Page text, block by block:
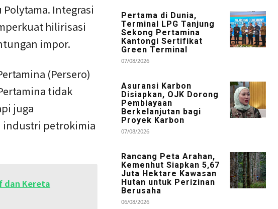
Integrasi
hilirisasi
impor.
(Persero)
tidak
juga
industri petrokimia
dan Kereta
Pertama di Dunia,
Terminal LPG Tanjung
Sekong Pertamina
Kantongi Sertifikat
Green Terminal
07/08/2026
Asuransi Karbon
Disiapkan, OJK Dorong
Pembiayaan
Berkelanjutan bagi
Proyek Karbon
07/08/2026
Rancang Peta Arahan,
Kemenhut Siapkan 5,67
Juta Hektare Kawasan
Hutan untuk Perizinan
Berusaha
06/08/2026